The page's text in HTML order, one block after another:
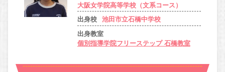
大阪女学院高等学校（文系コース）
出身校
池田市立石橋中学校
出身教室
個別指導学院フリーステップ 石橋教室